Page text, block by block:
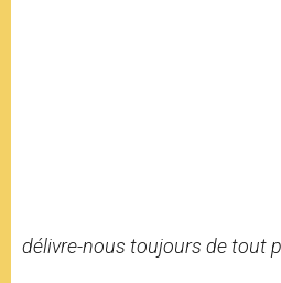
délivre-nous toujours de tout